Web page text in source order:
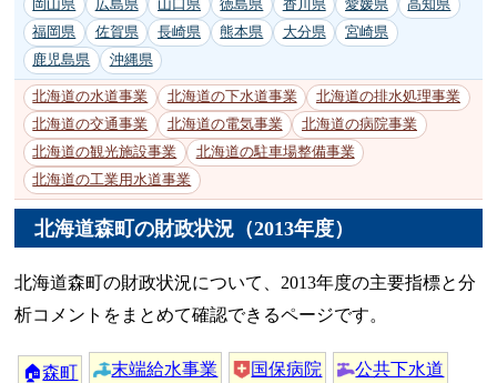
岡山県
広島県 山口県 徳島県 香川県 愛媛県
高知県
福岡県
佐賀県 長崎県 熊本県 大分県
宮崎県
鹿児島県
沖縄県
北海道の水道事業 北海道の下水道事業
北海道の排水処理事業
北海道の交通事業
北海道の電気事業
北海道の病院事業
北海道の観光施設事業
北海道の駐車場整備事業
北海道の工業用水道事業
北海道森町の財政状況（2013年度）
北海道森町の財政状況について、2013年度の主要指標と分
析コメントをまとめて確認できるページです。
🏠森町 末端給水事業 国保病院 公共下水道